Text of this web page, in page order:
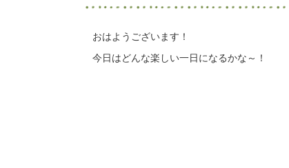
おはようございます！
今日はどんな楽しい一日になるかな～！